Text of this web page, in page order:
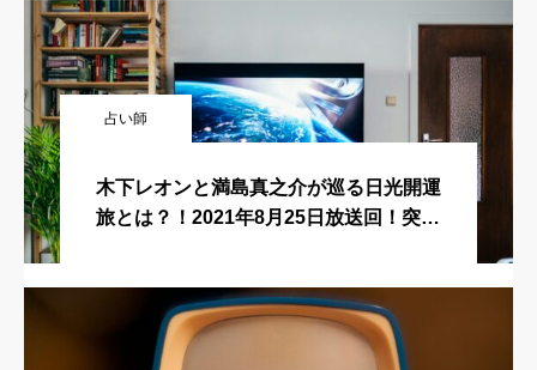
占い師
木下レオンと満島真之介が巡る日光開運
旅とは？！2021年8月25日放送回！突然